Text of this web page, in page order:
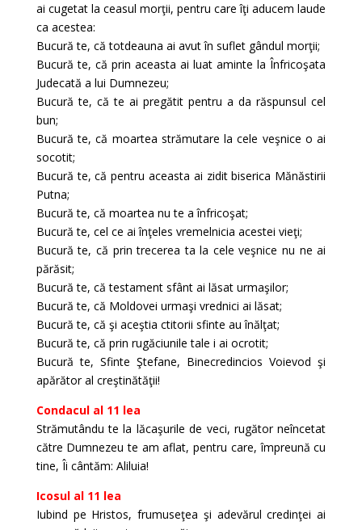
ai cugetat la ceasul morţii, pentru care îţi aducem laude
ca acestea:
Bucură te, că totdeauna ai avut în suflet gândul morţii;
Bucură te, că prin aceasta ai luat aminte la Înfricoşata
Judecată a lui Dumnezeu;
Bucură te, că te ai pregătit pentru a da răspunsul cel
bun;
Bucură te, că moartea strămutare la cele veşnice o ai
socotit;
Bucură te, că pentru aceasta ai zidit biserica Mănăstirii
Putna;
Bucură te, că moartea nu te a înfricoşat;
Bucură te, cel ce ai înţeles vremelnicia acestei vieţi;
Bucură te, că prin trecerea ta la cele veşnice nu ne ai
părăsit;
Bucură te, că testament sfânt ai lăsat urmaşilor;
Bucură te, că Moldovei urmaşi vrednici ai lăsat;
Bucură te, că şi aceştia ctitorii sfinte au înălţat;
Bucură te, că prin rugăciunile tale i ai ocrotit;
Bucură te, Sfinte Ştefane, Binecredincios Voievod şi
apărător al creştinătăţii!
Condacul al 11 lea
Strămutându te la lăcaşurile de veci, rugător neîncetat
către Dumnezeu te am aflat, pentru care, împreună cu
tine, Îi cântăm: Aliluia!
Icosul al 11 lea
Iubind pe Hristos, frumuseţea şi adevărul credinţei ai